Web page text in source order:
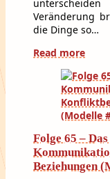
Veränderung
die Dinge so…
Read more
Folge 65 –
Beziehungen